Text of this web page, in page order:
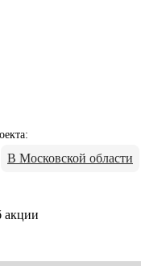
:
В Московской области